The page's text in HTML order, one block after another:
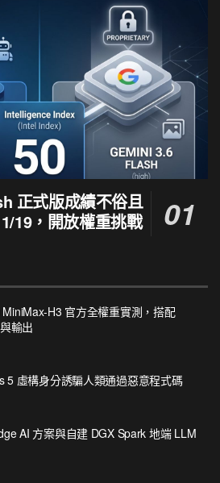
正式版成績不俗且
19，開放權重挑戰
H3 官方全權重實測，搭配
輸出
5 虛構身分誘騙人類通過惡意程式碼
AI 方案與自建 DGX Spark 地端 LLM